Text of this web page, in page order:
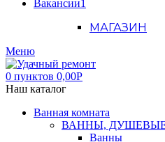
Вакансии1
МАГАЗИН
Меню
0 пунктов 0,00Р
Наш каталог
Ванная комната
ВАННЫ,
Ванны